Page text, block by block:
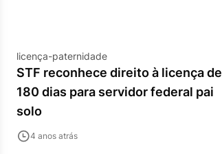
licença-paternidade
STF reconhece direito à licença de
180 dias para servidor federal pai
solo
4 anos atrás